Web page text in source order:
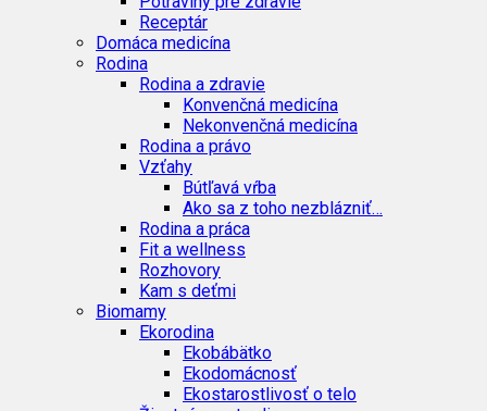
Receptár
Domáca medicína
Rodina
Rodina a zdravie
Konvenčná medicína
Nekonvenčná medicína
Rodina a právo
Vzťahy
Bútľavá vŕba
Ako sa z toho nezblázniť…
Rodina a práca
Fit a wellness
Rozhovory
Kam s deťmi
Biomamy
Ekorodina
Ekobábätko
Ekodomácnosť
Ekostarostlivosť o telo